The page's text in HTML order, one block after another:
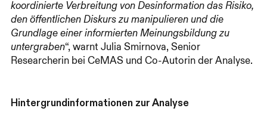
koordinierte Verbreitung von Desinformation das Risiko,
den öffentlichen Diskurs zu manipulieren und die
Grundlage einer informierten Meinungsbildung zu
untergraben“, warnt Julia Smirnova, Senior
Researcherin bei CeMAS und Co-Autorin der Analyse.
Hintergrundinformationen zur Analyse